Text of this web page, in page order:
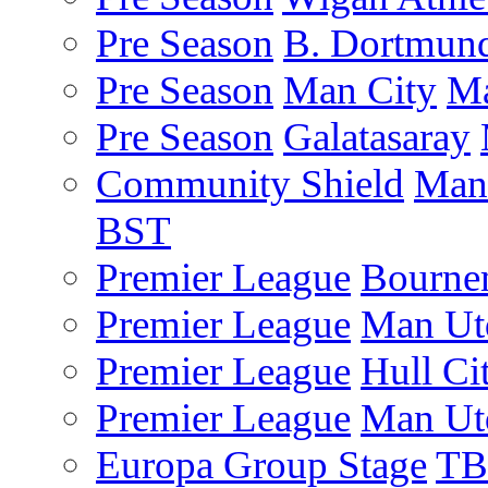
Pre Season B.
Pre Season Man City
Pre Season Galatasaray
Community Shield
BST
Premier League
Premier League Man
Premier League Hull
Premier League Man
Europa Group Stage